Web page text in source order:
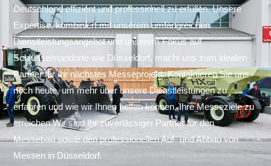
Deutschland effizient und professionell zu erfüllen. Unsere
Expertise, kombiniert mit unserem umfangreichen
Dienstleistungsangebot und unserem Fokus auf
Schlüsselstandorte wie Düsseldorf, macht uns zum idealen
Partner für Ihr nächstes Messeprojekt. Kontaktieren Sie uns
noch heute, um mehr über unsere Dienstleistungen zu
erfahren und wie wir Ihnen helfen können, Ihre Messeziele zu
erreichen.Wir sind Ihr zuverlässiger Partner für den
Messebau sowie den professionellen Auf- und Abbau von
Messen in Düsseldorf.